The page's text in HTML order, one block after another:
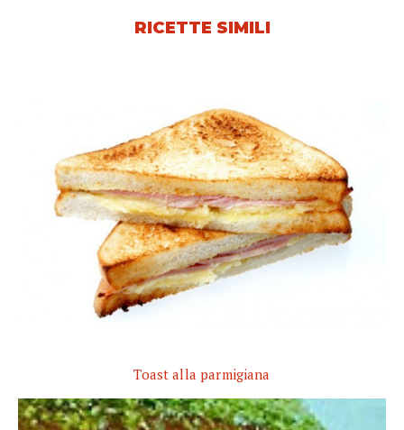
RICETTE SIMILI
Toast alla parmigiana